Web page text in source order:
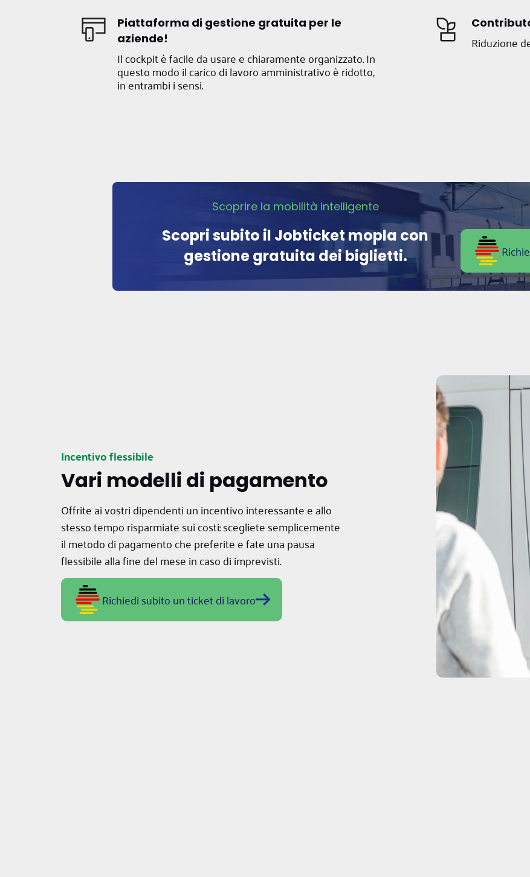
Piattaforma di gestione gratuita per le
aziende!
Il cockpit è facile da usare e chiaramente organizzato. In
questo modo il carico di lavoro amministrativo è ridotto,
in entrambi i sensi.
Riduzione
Scoprire la mobilità intelligente
Scopri subito il Jobticket mopla con
gestione gratuita dei biglietti.
Incentivo flessibile
Vari modelli di pagamento
Offrite ai vostri dipendenti un incentivo interessante e allo
stesso tempo risparmiate sui costi: scegliete semplicemente
il metodo di pagamento che preferite e fate una pausa
flessibile alla fine del mese in caso di imprevisti.
Richiedi subito un ticket di lavoro